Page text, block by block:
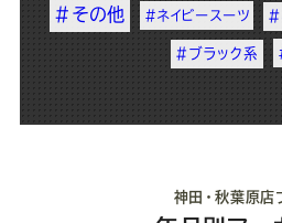
#その他 #ネイビースーツ #
#ブラック系
神田・秋葉原店